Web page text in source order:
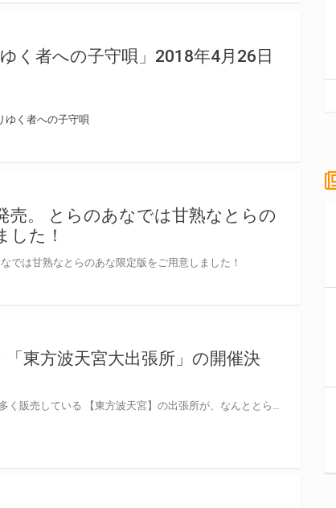
く者への子守唄」2018年4月26日
ゆく者への子守唄
売。 とらのあなでは甘熟なとらの
した！
では甘熟なとらのあな限定版をご用意しました！
東方波天宮大出張所」の開催決
東方Projectをテーマにしたグッズを数多く販売している 【東方波天宮】の出張所が、なんととらのあなに登場！ 最新グッズはもちろん、 『第四回博麗神社秋季例大祭』にて販売された 一部商品も販売いたします！！ さらに！ 出張所限定でポストカードプレゼントフェアも実施♪ 華麗なイラストのタペストリーの展示や、東方Project歴史展示など 見どころも満載ですので、是非ご来場ください♪